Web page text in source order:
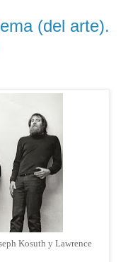
(del arte).
Kosuth y Lawrence